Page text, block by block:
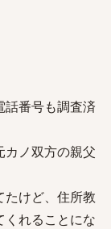
話番号も調査済
カノ双方の親父
たけど、住所教
くれることにな